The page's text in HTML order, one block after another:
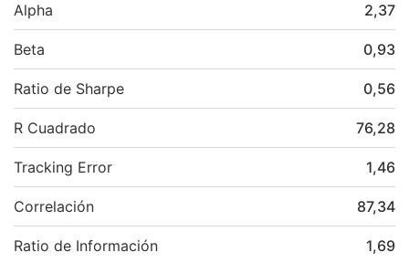
Alpha 2,37
Beta 0,93
Ratio de Sharpe 0,56
R Cuadrado 76,28
Tracking Error 1,46
Correlación 87,34
Ratio de Información 1,69